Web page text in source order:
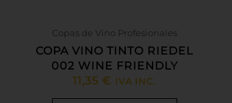
Copas de Vino Profesionales
COPA VINO TINTO RIEDEL
002 WINE FRIENDLY
11,35 € IVA INC.